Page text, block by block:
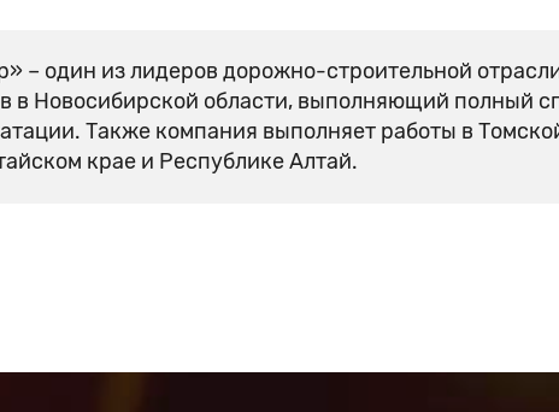
– один из лидеров дорожно-строительной
в Новосибирской области, выполняющий полный
Также компания выполняет работы в
крае и Республике Алтай.